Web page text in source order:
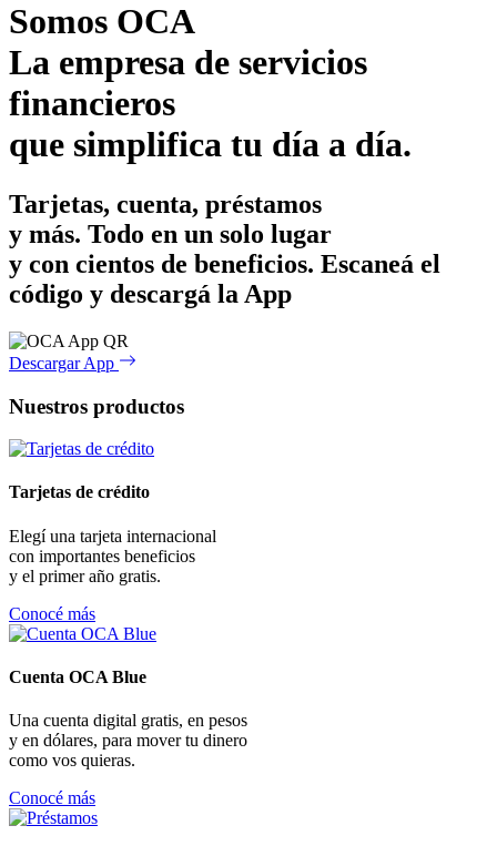
Somos OCA
La empresa de servicios
financieros
que simplifica tu día a día.
Tarjetas, cuenta, préstamos
y más. Todo en un solo lugar
y con cientos de beneficios. Escaneá el
código y descargá la App
Descargar App
Nuestros productos
Tarjetas de crédito
Elegí una tarjeta internacional
con importantes beneficios
y el primer año gratis.
Conocé más
Cuenta OCA Blue
Una cuenta digital gratis, en pesos
y en dólares, para mover tu dinero
como vos quieras.
Conocé más